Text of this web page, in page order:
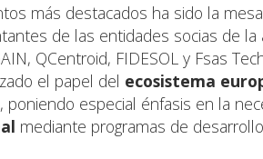
más destacados ha sido la
de las entidades socias de la
QCentroid, FIDESOL y Fsas
el papel del ecosistema
poniendo especial énfasis en la
mediante programas de